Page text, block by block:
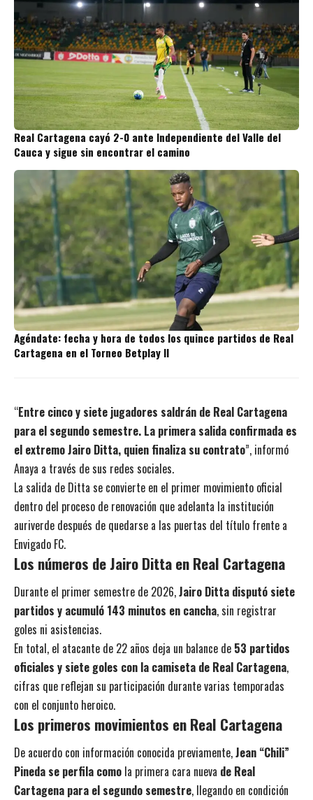
Real Cartagena cayó 2-0 ante Independiente del Valle del
Cauca y sigue sin encontrar el camino
Agéndate: fecha y hora de todos los quince partidos de Real
Cartagena en el Torneo Betplay II
“Entre cinco y siete jugadores saldrán de Real Cartagena
para el segundo semestre. La primera salida confirmada es
el extremo Jairo Ditta, quien finaliza su contrato”, informó
Anaya a través de sus redes sociales.
La salida de Ditta se convierte en el primer movimiento oficial
dentro del proceso de renovación que adelanta la institución
auriverde después de quedarse a las puertas del título frente a
Envigado FC.
Los números de Jairo Ditta en Real Cartagena
Durante el primer semestre de 2026,Jairo Ditta disputó siete
partidos y acumuló 143 minutos en cancha, sin registrar
goles ni asistencias.
En total, el atacante de 22 años deja un balance de 53 partidos
oficiales y siete goles con la camiseta de Real Cartagena,
cifras que reflejan su participación durante varias temporadas
con el conjunto heroico.
Los primeros movimientos en Real Cartagena
De acuerdo con información conocida previamente,Jean “Chili”
Pineda se perfila como la primera cara nueva de Real
Cartagena para el segundo semestre, llegando en condición